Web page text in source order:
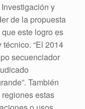
y
de la propuesta
este logro es
“El 2014
secuenciador
También
estas